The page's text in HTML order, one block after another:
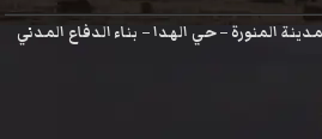
المنورة – حي الهدا – بناء الدفاع المدني